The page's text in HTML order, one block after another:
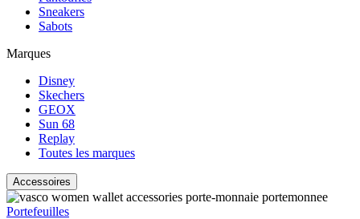
Sneakers
Sabots
Marques
Disney
Skechers
GEOX
Sun 68
Replay
Toutes les marques
Accessoires
Portefeuilles